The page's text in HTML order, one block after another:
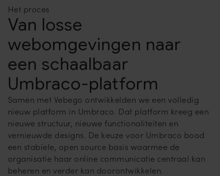
Van losse
webomgevingen naar
een schaalbaar
Umbraco-platform
Het proces
Samen met Vebego ontwikkelden we een volledig
nieuw platform in Umbraco. Dat platform kreeg een
nieuwe structuur, nieuwe functionaliteiten en
vernieuwde designs. De keuze voor Umbraco bood
een stabiele, open source basis waarmee de
organisatie haar online communicatie centraal kan
beheren en verder kan doorontwikkelen.